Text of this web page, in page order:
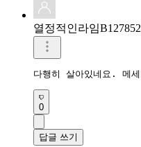
열정적인라임B127852
다행히 살아있네요. 메
0
답글 쓰기